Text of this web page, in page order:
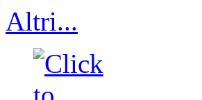
Altri...